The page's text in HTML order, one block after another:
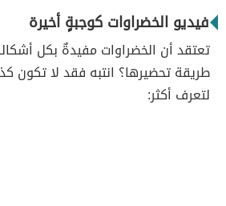
فيديو الخضراوات كوجبةٍ أخيرة
تعتقد أن الخضراوات مفيدةٌ بكل
طريقة تحضيرها؟ انتبه فقد لا تكون
لتعرف أكثر: